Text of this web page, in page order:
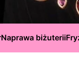
Naprawa biżuterii